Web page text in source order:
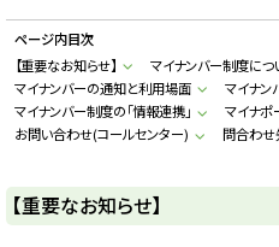
k
a
d
o
F
k
a
w
a
ページ内目次
【重要なお知らせ】
マイナンバー制度につ
マイナンバーの通知と利用場面
マイナ
マイナンバー制度の「情報連携」
マイナポ
お問い合わせ(コールセンター)
問合わせ
【重要なお知らせ】